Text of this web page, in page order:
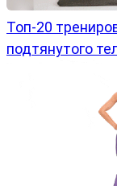
Топ-20
подтянутого